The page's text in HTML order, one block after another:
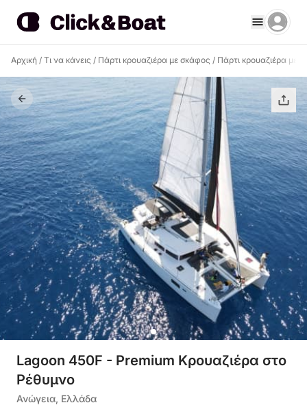
Αρχική / Τι να κάνεις / Πάρτι κρουαζιέρα με σκάφος / Πάρτι κρουαζιέρα με
Lagoon 450F - Premium Κρουαζιέρα στο
Ρέθυμνο
Ανώγεια, Ελλάδα